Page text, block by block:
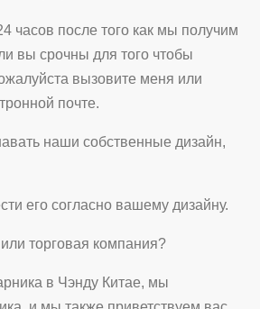
часов после того как мы получим
вы срочны для того чтобы
вызовите меня или
почте.
наши собственные дизайн,
его согласно вашему дизайну.
торговая компания?
в Чэнду Китае, мы